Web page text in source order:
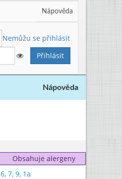
Nápověda
Nemůžu se přihlásit
Nápověda
Obsahuje alergeny
6, 7, 9, 1a